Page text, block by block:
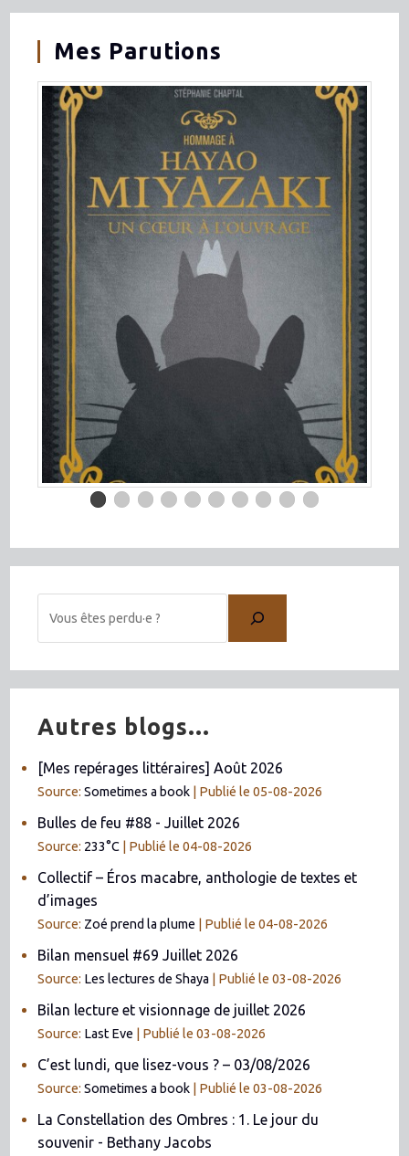
Mes Parutions
Autres blogs...
[Mes repérages littéraires] Août 2026
Source:Sometimes a book Publié le 05-08-2026
Bulles de feu #88 - Juillet 2026
Source: 233°C Publié le 04-08-2026
Collectif – Éros macabre, anthologie de textes et
d’images
Source: Zoé prend la plume Publié le 04-08-2026
Bilan mensuel #69 Juillet 2026
Source: Les lectures de Shaya Publié le 03-08-2026
Bilan lecture et visionnage de juillet 2026
Source: Last Eve Publié le 03-08-2026
C’est lundi, que lisez-vous ? – 03/08/2026
Source:Sometimes a book Publié le 03-08-2026
La Constellation des Ombres : 1. Le jour du
souvenir - Bethany Jacobs